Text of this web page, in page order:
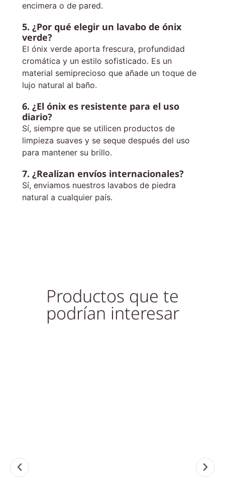
encimera o de pared.
5. ¿Por qué elegir un lavabo de ónix
verde?
El ónix verde aporta frescura, profundidad
cromática y un estilo sofisticado. Es un
material semiprecioso que añade un toque de
lujo natural al baño.
6. ¿El ónix es resistente para el uso
diario?
Sí, siempre que se utilicen productos de
limpieza suaves y se seque después del uso
para mantener su brillo.
7. ¿Realizan envíos internacionales?
Sí, enviamos nuestros lavabos de piedra
natural a cualquier país.
Productos que te
podrían interesar
LAVABOS, LAVABOS DE
LAVABOS, LAVABOS DE